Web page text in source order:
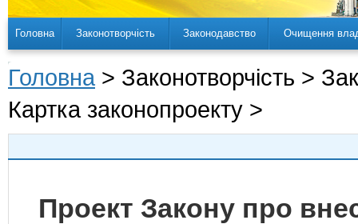
Головна Законотворчість Законодавство Очищення
Головна > Законотворчість >
Картка законопроекту >
Проект Закону про